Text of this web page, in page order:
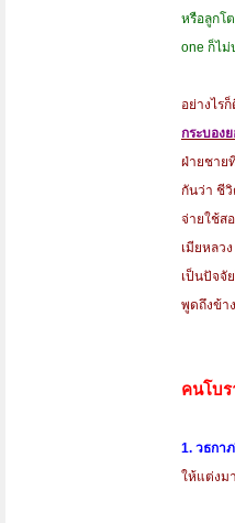
หรือลูกโ
one ก็ไม่
อย่างไร
กระบอง
ฝ่ายชาย
กันว่า ชี
จ่ายใช้ส
เมียหลว
เป็นปัจจั
พูดถึงข้า
คนโบ
1. วธกา
ให้แต่งม